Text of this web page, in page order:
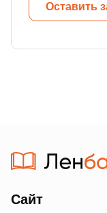
Оставить
Сайт